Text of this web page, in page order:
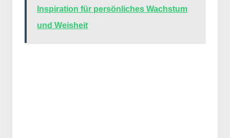
Inspiration für persönliches Wachstum
und Weisheit